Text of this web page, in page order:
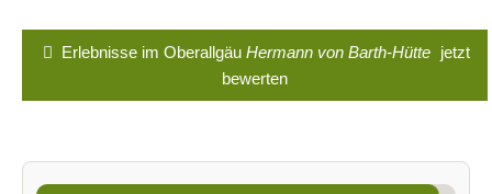
Erlebnisse im OberallgäuHermann von Barth-Hütte jetzt
bewerten